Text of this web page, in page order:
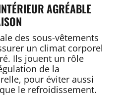
AGRÉABLE
des sous-vêtements
un climat corporel
Ils jouent un rôle
de la
pour éviter aussi
le refroidissement.